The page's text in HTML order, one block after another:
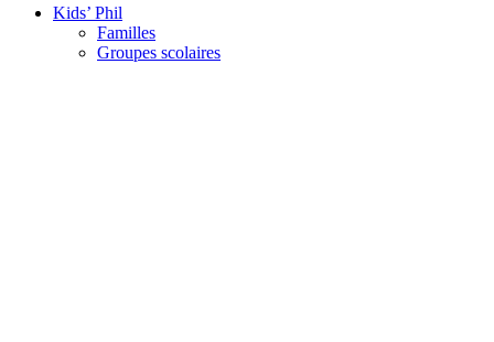
Kids’ Phil
Familles
Groupes scolaires